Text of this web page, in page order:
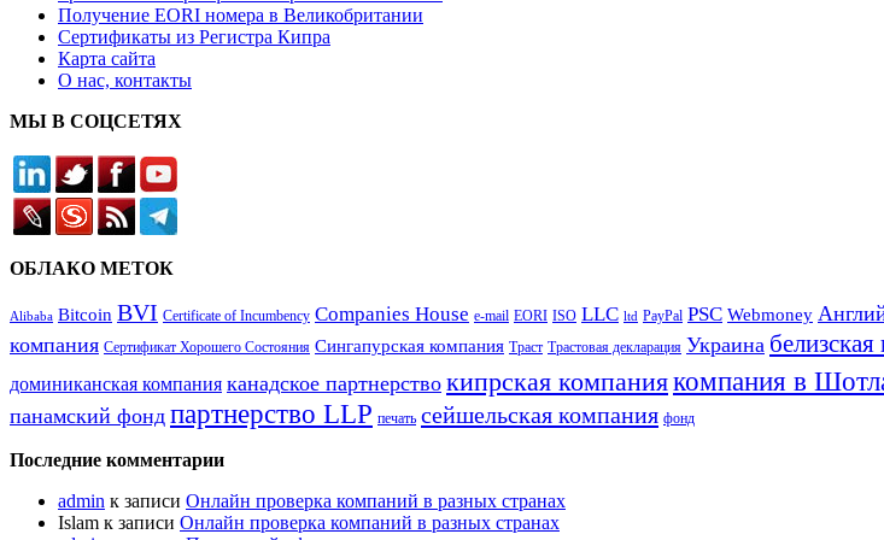
Получение EORI номера в Великобритании
Сертификаты из Регистра Кипра
Карта сайта
О нас, контакты
МЫ В СОЦСЕТЯХ
ОБЛАКО МЕТОК
Alibaba Bitcoin BVI Certificate of Incumbency Companies House e-mail EORI ISO LLC ltd PayPal PSC Webmoney
компания Сертификат Хорошего Состояния Сингапурская компания Траст Трастовая декларация Украина
доминиканская компания канадское партнерство кипрская компаниякомпания в
панамский фонд партнерство LLP печать сейшельская компания фонд
Последние комментарии
admin к записи Онлайн проверка компаний в разных странах
Islam к записи Онлайн проверка компаний в разных странах